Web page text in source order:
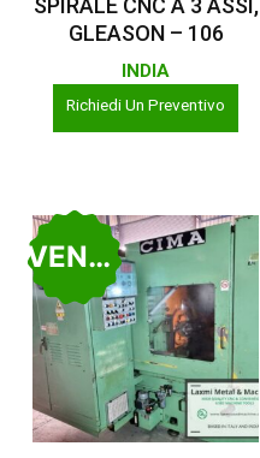
SPIRALE CNC A 3 ASSI,
GLEASON – 106
INDIA
Richiedi Un Preventivo
VENDUTO